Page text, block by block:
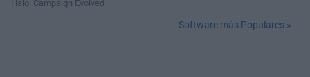
Halo: Campaign Evolved
Software más Populares »